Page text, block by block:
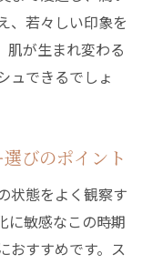
、若々しい印象を
肌が生まれ変わる
ュできるでしょ
びのポイント
状態をよく観察す
に敏感なこの時期
おすすめです。ス